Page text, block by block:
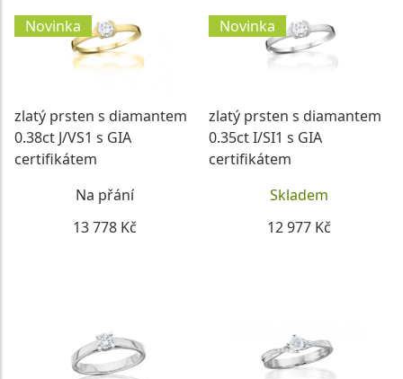
Novinka
zlatý prsten s diamantem
0.38ct J/VS1 s GIA
certifikátem
Na přání
13 778 Kč
Novinka
zlatý prsten s diamantem
0.35ct I/SI1 s GIA
certifikátem
Skladem
12 977 Kč